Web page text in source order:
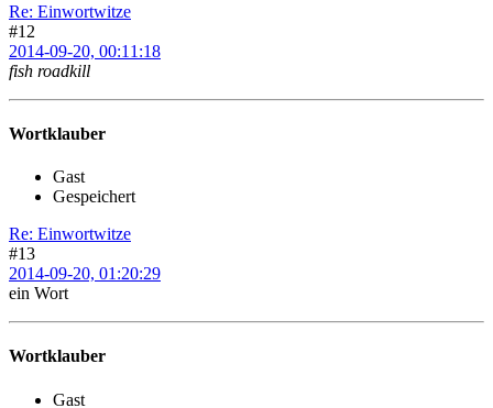
Re: Einwortwitze
#12
2014-09-20, 00:11:18
fish roadkill
Wortklauber
Gast
Gespeichert
Re: Einwortwitze
#13
2014-09-20, 01:20:29
ein Wort
Wortklauber
Gast